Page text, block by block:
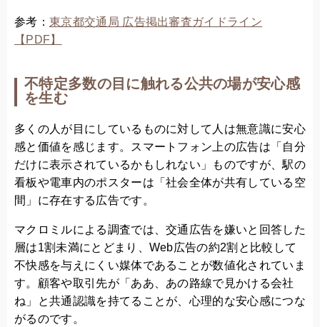
参考： 東京都交通局 広告掲出審査ガイドライン
【PDF】
不特定多数の目に触れる公共の場が安心感
を生む
多くの人が目にしているものに対して人は無意識に安心
感と価値を感じます。スマートフォン上の広告は「自分
だけに表示されているかもしれない」ものですが、駅の
看板や電車内のポスターは「社会全体が共有している空
間」に存在する広告です。
マクロミルによる調査では、交通広告を嫌いと回答した
層は1割未満にとどまり、Web広告の約2割と比較して
不快感を与えにくい媒体であることが数値化されていま
す。顧客や取引先が「ああ、あの路線で見かける会社
ね」と共通認識を持てることが、心理的な安心感につな
がるのです。